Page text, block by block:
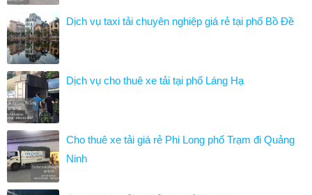
Dịch vụ taxi tải chuyên nghiệp giá rẻ tại phố Bồ Đề
Dịch vụ cho thuê xe tải tại phố Láng Hạ
Cho thuê xe tải giá rẻ Phi Long phố Trạm đi Quảng
Ninh